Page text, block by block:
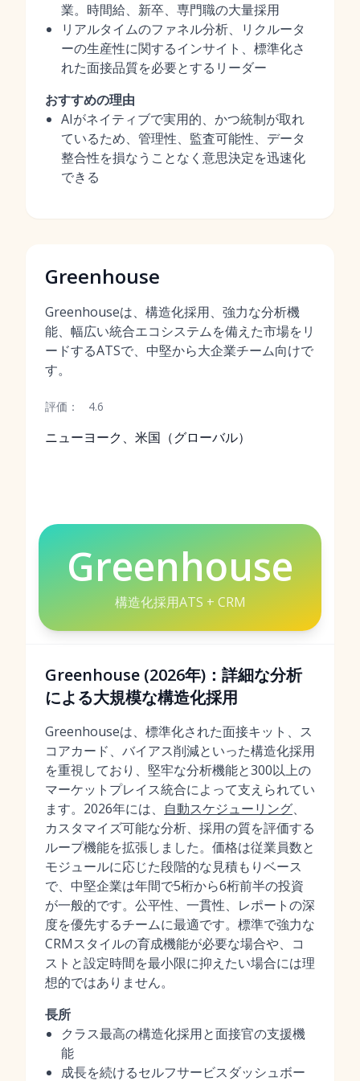
業。時間給、新卒、専門職の大量採用
リアルタイムのファネル分析、リクルータ
ーの生産性に関するインサイト、標準化さ
れた面接品質を必要とするリーダー
おすすめの理由
AIがネイティブで実用的、かつ統制が取れ
ているため、管理性、監査可能性、データ
整合性を損なうことなく意思決定を迅速化
できる
Greenhouse
Greenhouseは、構造化採用、強力な分析機
能、幅広い統合エコシステムを備えた市場をリ
ードするATSで、中堅から大企業チーム向けで
す。
評価： 4.6
ニューヨーク、米国（グローバル）
Greenhouse
構造化採用ATS + CRM
Greenhouse (2026年)：詳細な分析
による大規模な構造化採用
Greenhouseは、標準化された面接キット、ス
コアカード、バイアス削減といった構造化採用
を重視しており、堅牢な分析機能と300以上の
マーケットプレイス統合によって支えられてい
ます。2026年には、 自動スケジューリング、
カスタマイズ可能な分析、採用の質を評価する
ループ機能を拡張しました。価格は従業員数と
モジュールに応じた段階的な見積もりベース
で、中堅企業は年間で5桁から6桁前半の投資
が一般的です。公平性、一貫性、レポートの深
度を優先するチームに最適です。標準で強力な
CRMスタイルの育成機能が必要な場合や、コ
ストと設定時間を最小限に抑えたい場合には理
想的ではありません。
長所
クラス最高の構造化採用と面接官の支援機
能
成長を続けるセルフサービスダッシュボー